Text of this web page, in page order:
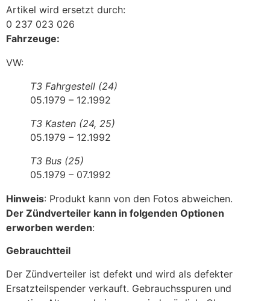
Artikel wird ersetzt durch:
0 237 023 026
Fahrzeuge:
VW:
T3 Fahrgestell (24)
05.1979 – 12.1992
T3 Kasten (24, 25)
05.1979 – 12.1992
T3 Bus (25)
05.1979 – 07.1992
Hinweis: Produkt kann von den Fotos abweichen.
Der Zündverteiler kann in folgenden Optionen
erworben werden:
Gebrauchtteil
Der Zündverteiler ist defekt und wird als defekter
Ersatzteilspender verkauft. Gebrauchsspuren und